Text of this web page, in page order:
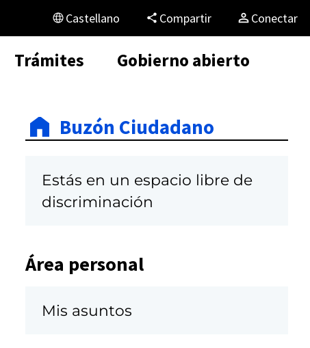
Castellano Compartir Conectar
Trámites Gobierno abierto
Buzón Ciudadano
Estás en un espacio libre de
discriminación
Área personal
Mis asuntos